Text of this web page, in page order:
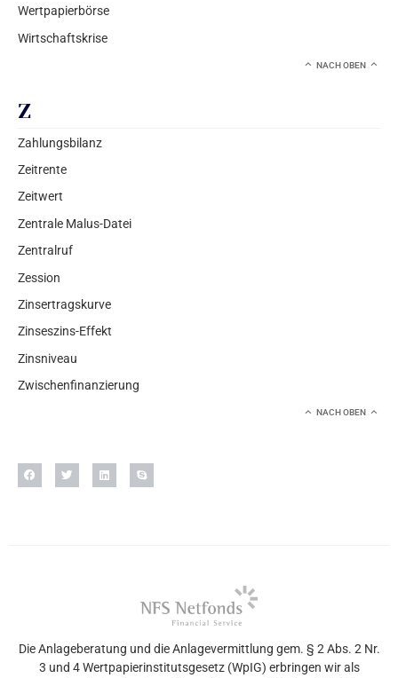
Wertpapierbörse
Wirtschaftskrise
NACH OBEN
Z
Zahlungsbilanz
Zeitrente
Zeitwert
Zentrale Malus-Datei
Zentralruf
Zession
Zinsertragskurve
Zinseszins-Effekt
Zinsniveau
Zwischenfinanzierung
NACH OBEN
Die Anlageberatung und die Anlagevermittlung gem. § 2 Abs. 2 Nr.
3 und 4 Wertpapierinstitutsgesetz (WpIG) erbringen wir als